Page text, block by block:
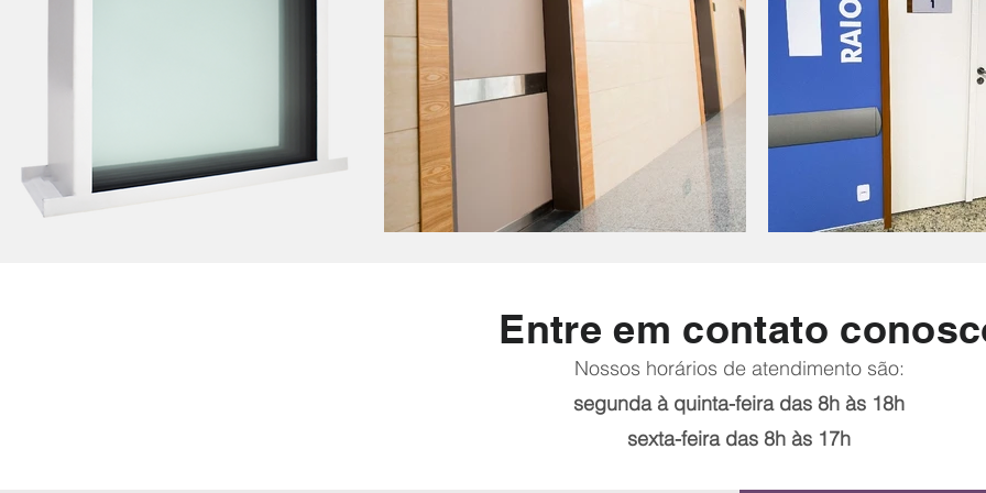
Entre em contato
Nossos horários de atendimento são:
segunda à quinta-feira das 8h às 18h
sexta-feira das 8h às 17h